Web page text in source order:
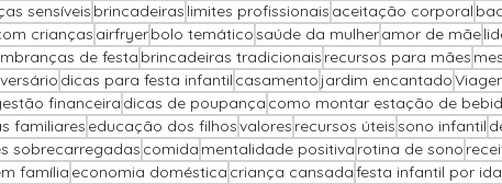
sensíveis brincadeiras limites profissionais aceitação corporal
crianças airfryerbolo temáticosaúde da mulheramor de mãe
de festa brincadeiras tradicionais recursos para mães
dicas para festa infantil casamento jardim encantado
financeira dicas de poupança como montar estação de
familiares educação dos filhosvalores recursos úteissono infantil
sobrecarregadas comida mentalidade positiva rotina de sono
família economia doméstica criança cansadafesta infantil por